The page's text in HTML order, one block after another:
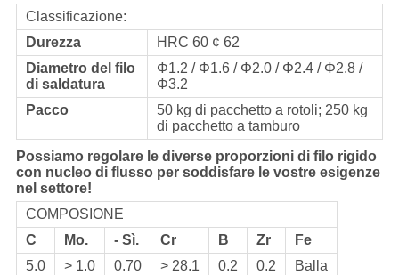
Classificazione:
Durezza
HRC 60 ¢ 62
Diametro del filo
di saldatura
Φ1.2 / Φ1.6 / Φ2.0 / Φ2.4 / Φ2.8 /
Φ3.2
Pacco
50 kg di pacchetto a rotoli; 250 kg
di pacchetto a tamburo
Possiamo regolare le diverse proporzioni di filo rigido
con nucleo di flusso per soddisfare le vostre esigenze
nel settore!
COMPOSIONE
C
Mo. - Sì. Cr B Zr
Fe
5.0
> 1.0 0.70 > 28.1 0.2 0.2 Balla